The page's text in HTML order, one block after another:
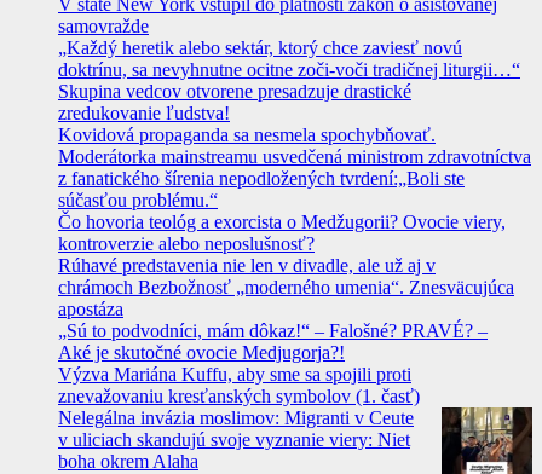
V štáte New York vstúpil do platnosti zákon o asistovanej
samovražde
„Každý heretik alebo sektár, ktorý chce zaviesť novú
doktrínu, sa nevyhnutne ocitne zoči-voči tradičnej liturgii…“
Skupina vedcov otvorene presadzuje drastické
zredukovanie ľudstva!
Kovidová propaganda sa nesmela spochybňovať.
Moderátorka mainstreamu usvedčená ministrom zdravotníctva
z fanatického šírenia nepodložených tvrdení:„Boli ste
súčasťou problému.“
Čo hovoria teológ a exorcista o Medžugorii? Ovocie viery,
kontroverzie alebo neposlušnosť?
Rúhavé predstavenia nie len v divadle, ale už aj v
chrámoch Bezbožnosť „moderného umenia“. Znesväcujúca
apostáza
„Sú to podvodníci, mám dôkaz!“ – Falošné? PRAVÉ? –
Aké je skutočné ovocie Medjugorja?!
Výzva Mariána Kuffu, aby sme sa spojili proti
znevažovaniu kresťanských symbolov (1. časť)
Nelegálna invázia moslimov: Migranti v Ceute
v uliciach skandujú svoje vyznanie viery: Niet
boha okrem Alaha